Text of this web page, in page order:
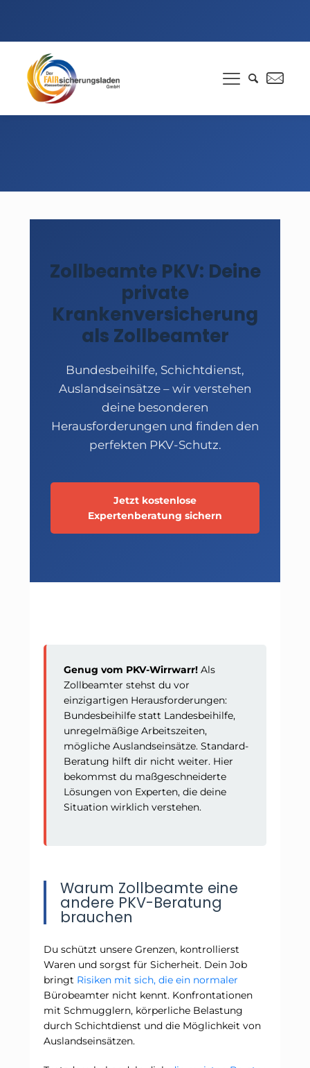
Zollbeamte PKV: Deine
private
Krankenversicherung
als Zollbeamter
Bundesbeihilfe, Schichtdienst,
Auslandseinsätze – wir verstehen
deine besonderen
Herausforderungen und finden den
perfekten PKV-Schutz.
Jetzt kostenlose
Expertenberatung sichern
Genug vom PKV-Wirrwarr! Als
Zollbeamter stehst du vor
einzigartigen Herausforderungen:
Bundesbeihilfe statt Landesbeihilfe,
unregelmäßige Arbeitszeiten,
mögliche Auslandseinsätze. Standard-
Beratung hilft dir nicht weiter. Hier
bekommst du maßgeschneiderte
Lösungen von Experten, die deine
Situation wirklich verstehen.
Warum Zollbeamte eine
andere PKV-Beratung
brauchen
Du schützt unsere Grenzen, kontrollierst
Waren und sorgst für Sicherheit. Dein Job
bringt Risiken mit sich, die ein normaler
Bürobeamter nicht kennt. Konfrontationen
mit Schmugglern, körperliche Belastung
durch Schichtdienst und die Möglichkeit von
Auslandseinsätzen.